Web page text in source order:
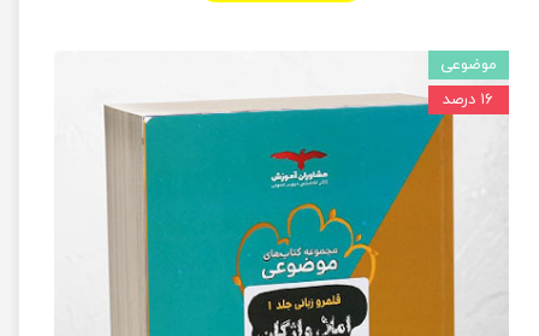
موضوعی
۱۶ درصد